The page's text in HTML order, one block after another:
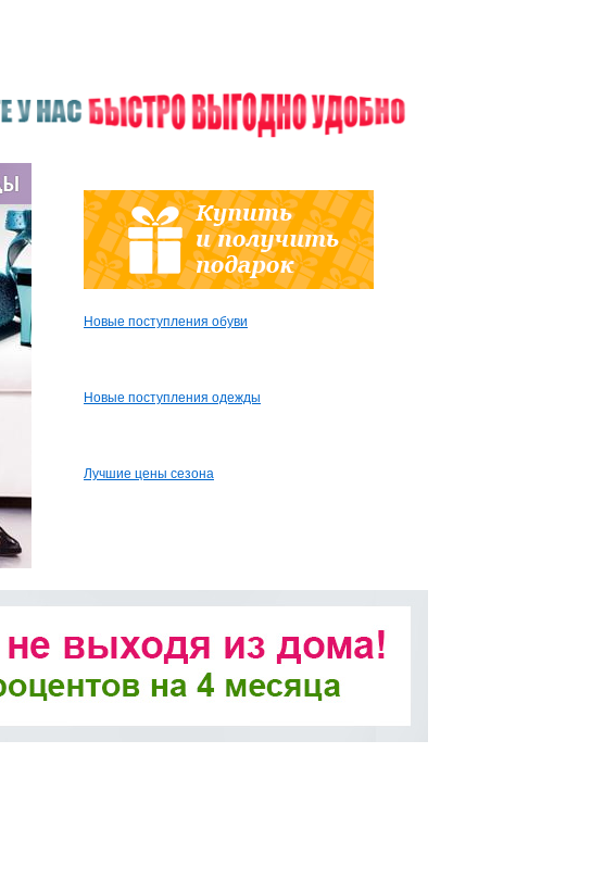
Новые поступления обуви
Новые поступления одежды
Лучшие цены сезона